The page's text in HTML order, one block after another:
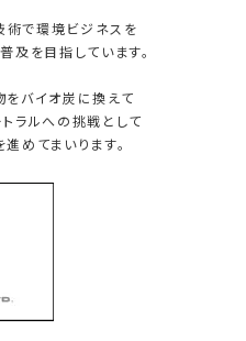
術で環境ビジネスを
及を目指しています。
バイオ炭に換えて
ラルへの挑戦として
めてまいります。